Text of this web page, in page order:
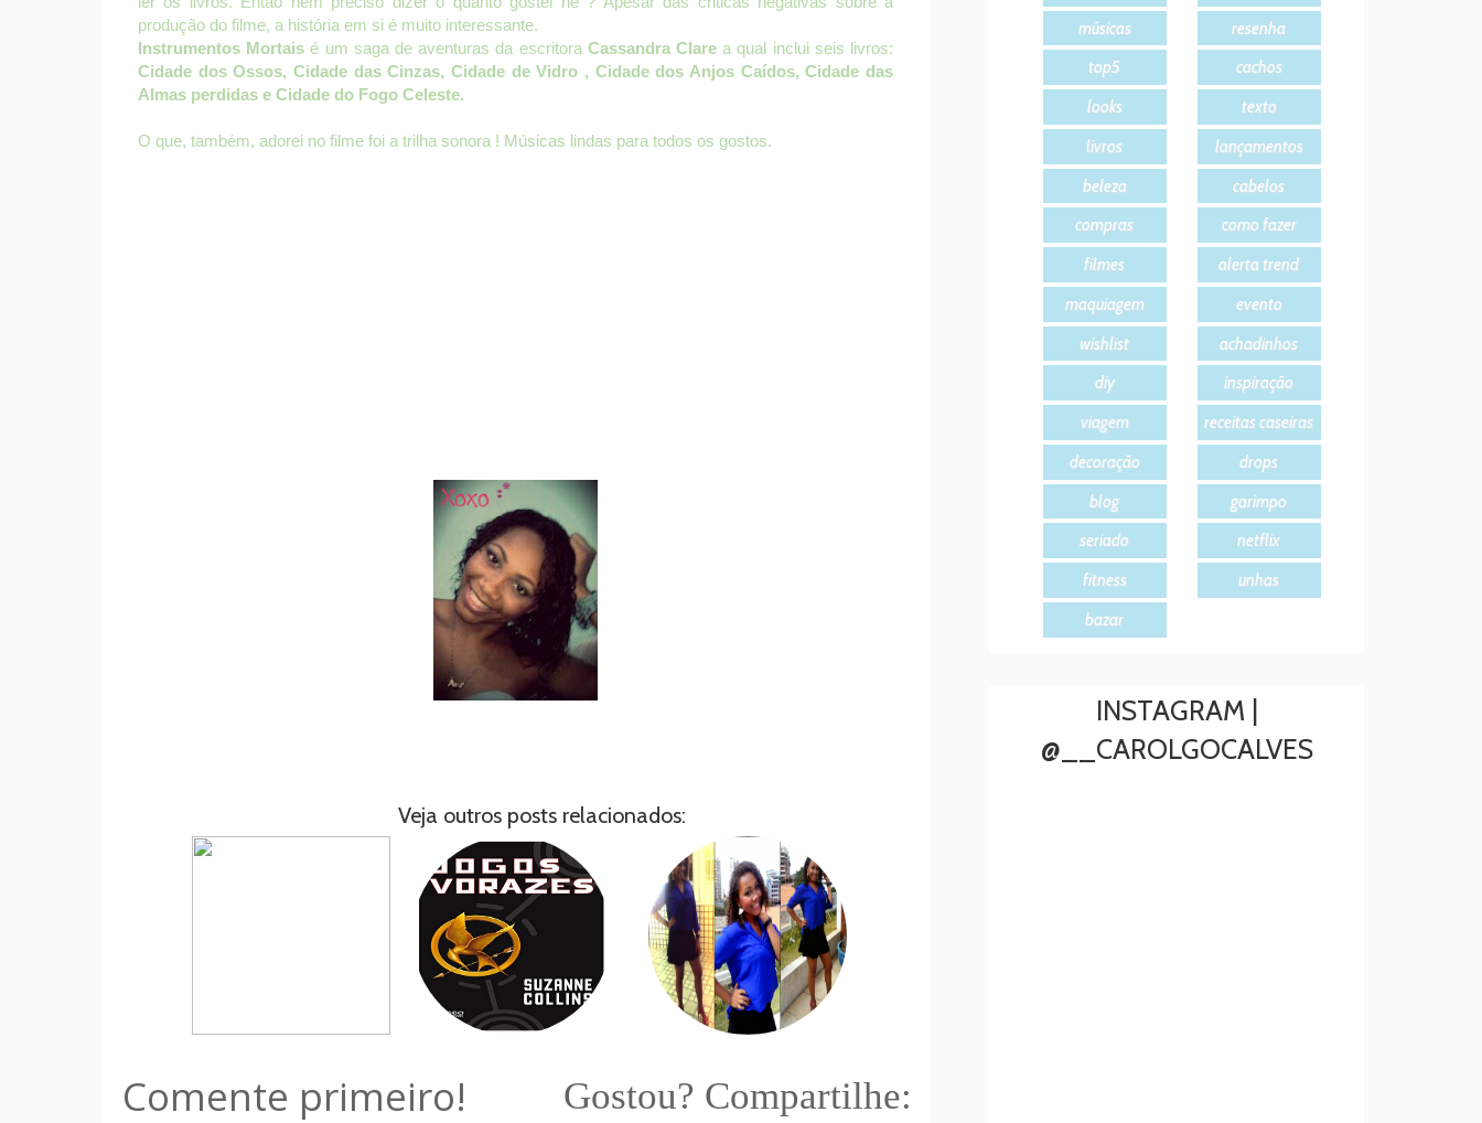
produção do filme, a história em si é muito interessante.
Instrumentos Mortais é um saga de aventuras da escritora Cassandra Clare a qual inclui seis livros:
Cidade dos Ossos, Cidade das Cinzas, Cidade de Vidro , Cidade dos Anjos Caídos, Cidade das
Almas perdidas e Cidade do Fogo Celeste.
O que, também, adorei no filme foi a trilha sonora ! Músicas lindas para todos os gostos.
Veja outros posts relacionados:
Comente primeiro! Gostou? Compartilhe:
músicas
resenha
top5
cachos
looks
texto
livros
lançamentos
beleza
cabelos
compras
como fazer
filmes
alerta trend
maquiagem
evento
wishlist
achadinhos
diy
inspiração
viagem
receitas caseiras
decoração
drops
blog
garimpo
seriado
netflix
fitness
unhas
bazar
INSTAGRAM |
@__CAROLGOCALVES